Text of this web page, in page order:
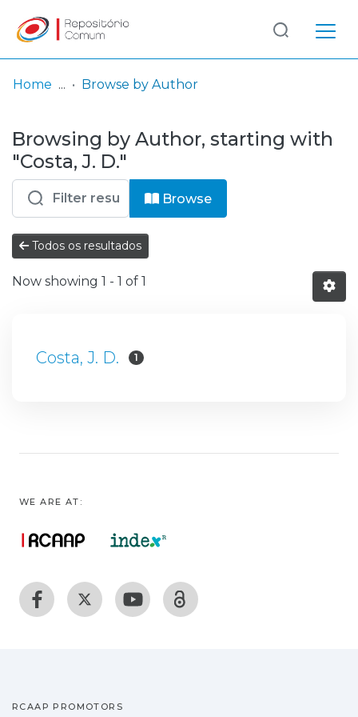
& Collections
Browse repository
Entities
Log
In
(current)
Home Browse by Author
Browsing by Author, starting with
"Costa, J. D."
Browse
Todos os resultados
Now showing 1 - 1 of 1
Costa, J. D. 1
WE ARE AT:
RCAAP PROMOTORS